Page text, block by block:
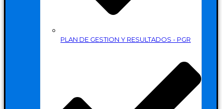
PLAN DE GESTION Y RESULTADOS - PGR